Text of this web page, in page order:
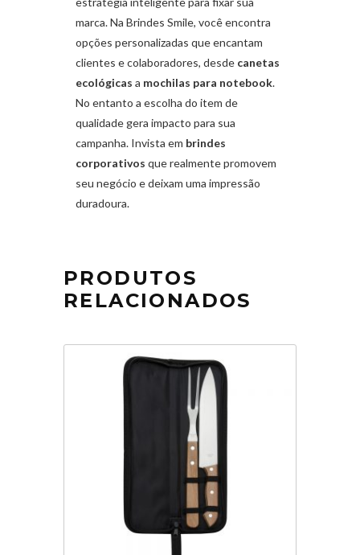
marca. Na Brindes Smile, você encontra
opções personalizadas que encantam
clientes e colaboradores, desde canetas
ecológicas a mochilas para notebook.
No entanto a escolha do item de
qualidade gera impacto para sua
campanha. Invista em brindes
corporativos que realmente promovem
seu negócio e deixam uma impressão
duradoura.
PRODUTOS
RELACIONADOS